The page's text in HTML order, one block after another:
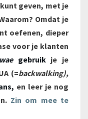
geven, met je
Omdat je
oefenen, dieper
voor je klanten
gebruik je je
(=backwalking),
en leer je nog
Zin om mee te